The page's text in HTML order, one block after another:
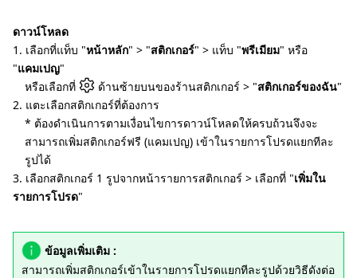
ดาวน์โหลด
1. เลือกที่แท็บ "หน้าหลัก" > "สติกเกอร์" > แท็บ "พรีเมียม" หรือ
"แคมเปญ"
หรือเลือกที่
ด้านซ้ายบนของร้านสติกเกอร์ > "สติกเกอร์ของฉัน"
2. แตะเลือกสติกเกอร์ที่ต้องการ
* ต้องดำเนินการตามเงื่อนไขการดาวน์โหลดให้ครบถ้วนจึงจะ
สามารถเพิ่มสติกเกอร์ฟรี (แคมเปญ) เข้าในรายการโปรดแยกทีละ
รูปได้
3. เลือกสติกเกอร์ 1 รูปจากหน้ารายการสติกเกอร์ > เลือกที่ "เพิ่มใน
รายการโปรด"
ข้อมูลเพิ่มเติม :
สามารถเพิ่มสติกเกอร์เข้าในรายการโปรดแยกทีละรูปด้วยวิธีดังต่อ